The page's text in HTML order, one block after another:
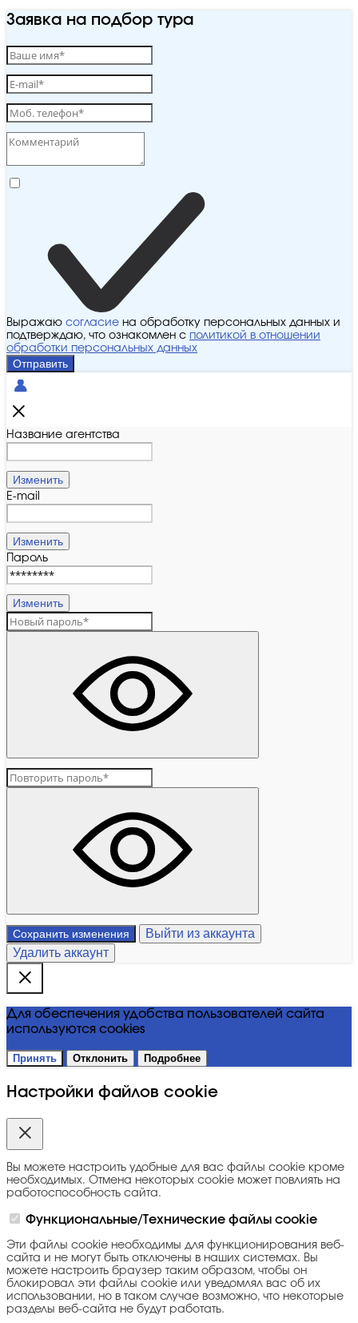
Заявка на подбор тура
Выражаю согласие на обработку персональных данных и
подтверждаю, что ознакомлен с политикой в отношении
обработки персональных данных
Отправить
Название агентства
Изменить
E-mail
Изменить
Пароль
Изменить
Сохранить изменения
Выйти из аккаунта
Удалить аккаунт
Для обеспечения удобства пользователей сайта
используются cookies
Принять Отклонить Подробнее
Настройки файлов cookie
Вы можете настроить удобные для вас файлы cookie кроме
необходимых. Отмена некоторых cookie может повлиять на
работоспособность сайта.
Функциональные/Технические файлы cookie
Эти файлы cookie необходимы для функционирования веб-
сайта и не могут быть отключены в наших системах. Вы
можете настроить браузер таким образом, чтобы он
блокировал эти файлы cookie или уведомлял вас об их
использовании, но в таком случае возможно, что некоторые
разделы веб-сайта не будут работать.